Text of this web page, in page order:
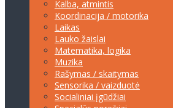
Kalba, atmintis
Koordinacija / motorika
Laikas
Lauko žaislai
Matematika, logika
Muzika
Rašymas / skaitymas
Sensorika / vaizduotė
Socialiniai įgūdžiai